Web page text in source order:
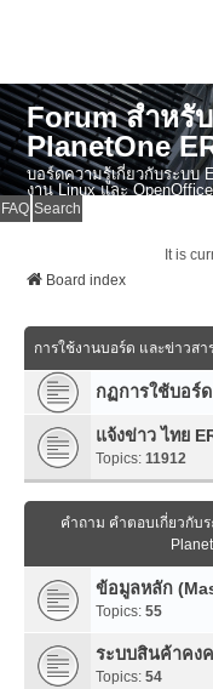
Forum สำหรั
PlanetOne
บอร์ดความรู้เกี่ยวกับระบบ
งาน Linux และ
FAQ Search
It is
Board index
การใช้งานบอร์ด และข่าวสา
กฏการใช้บอร์ด
แจ้งข่าว ไทย
Topics: 11912
คำถาม คำตอบเกี่ยวกับร
ข้อมูลหลัก
Topics: 55
ระบบสินค้าคง
Topics: 54